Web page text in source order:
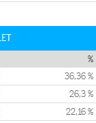
%
36,36 %
26,3 %
22,16 %